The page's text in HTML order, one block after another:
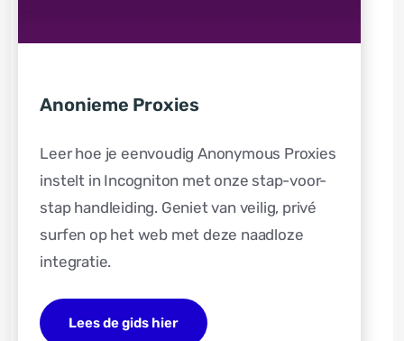
Anonieme Proxies
Leer hoe je eenvoudig Anonymous Proxies
instelt in Incogniton met onze stap-voor-
stap handleiding. Geniet van veilig, privé
surfen op het web met deze naadloze
integratie.
Lees de gids hier